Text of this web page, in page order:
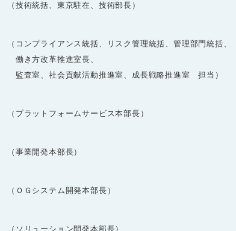
（技術統括、東京駐在、技術部長）
（コンプライアンス統括、リスク管理統括、管理部門統括、
働き方改革推進室長、
監査室、社会貢献活動推進室、成長戦略推進室 担当）
（プラットフォームサービス本部長）
（事業開発本部長）
（ＯＧシステム開発本部長）
（ソリューション開発本部長）